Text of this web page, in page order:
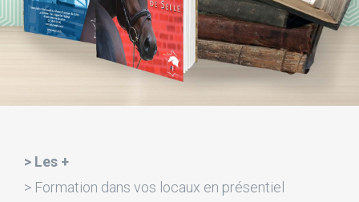
> Les +
> Formation dans vos locaux en présentiel